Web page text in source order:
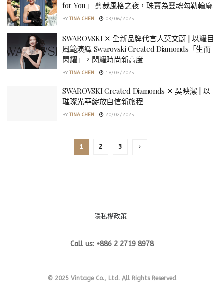
for You」 剪裁風格之夜，珠寶為靈魂勾勒輪廓
BY TINA CHEN 03/06/2025
SWAROVSKI ✕ 全新品牌代言人莫文蔚 | 以耀目
風範演繹 Swarovski Created Diamonds「生而
閃耀」，閃耀時尚新高度
BY TINA CHEN 18/03/2025
SWAROVSKI Created Diamonds ✕ 吳映潔 | 以
璀璨光華綻放自信新旅程
BY TINA CHEN 20/02/2025
1 2 3
隱私權政策
Call us: +886 2 2719 8978
© 2025 Vintage Co., Ltd. All Rights Reserved